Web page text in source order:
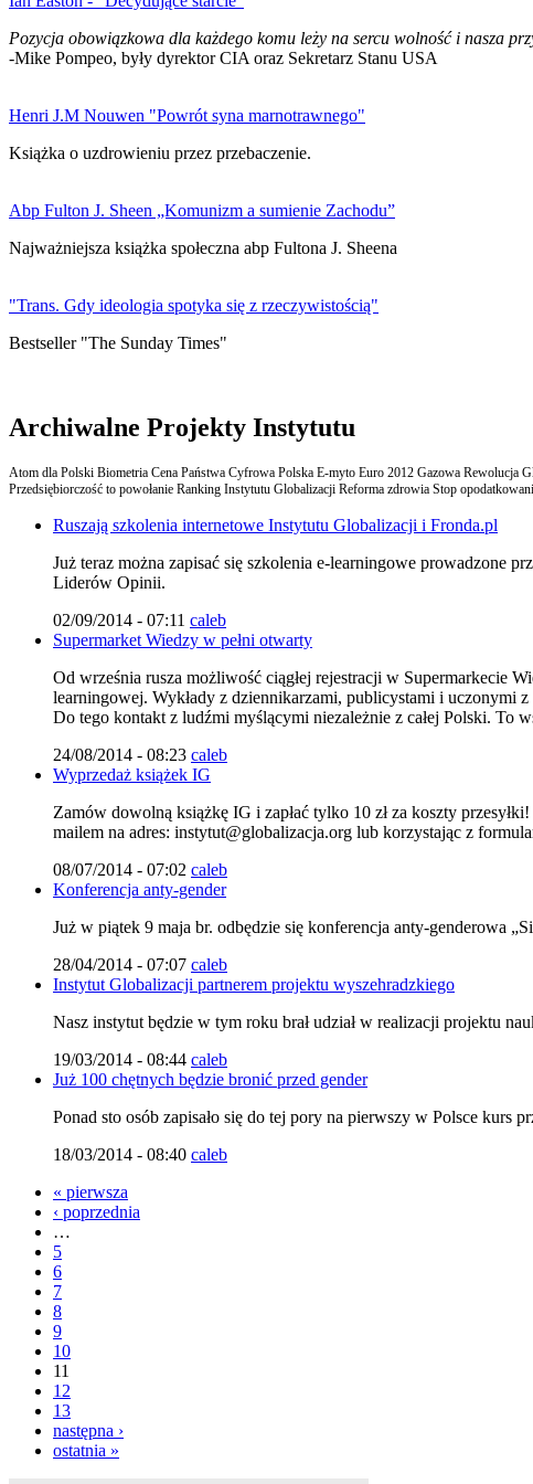
Pozycja obowiązkowa dla każdego komu leży na sercu wolność i nasza
-Mike Pompeo, były dyrektor CIA oraz Sekretarz Stanu USA
Henri J.M Nouwen "Powrót syna marnotrawnego"
Książka o uzdrowieniu przez przebaczenie.
Abp Fulton J. Sheen „Komunizm a sumienie Zachodu”
Najważniejsza książka społeczna abp Fultona J. Sheena
"Trans. Gdy ideologia spotyka się z rzeczywistością"
Bestseller "The Sunday Times"
Archiwalne Projekty Instytutu
Atom dla Polski Biometria Cena Państwa Cyfrowa Polska E-myto Euro 2012 Gazowa Rewolucja
Przedsiębiorczość to powołanie Ranking Instytutu Globalizacji Reforma zdrowia Stop
Ruszają szkolenia internetowe Instytutu Globalizacji i Fronda.pl
Już teraz można zapisać się szkolenia e-learningowe prowadzone
Liderów Opinii.
02/09/2014 - 07:11 caleb
Supermarket Wiedzy w pełni otwarty
Od września rusza możliwość ciągłej rejestracji w Supermarkecie
learningowej. Wykłady z dziennikarzami, publicystami i uczonymi
Do tego kontakt z ludźmi myślącymi niezależnie z całej Polski. To
24/08/2014 - 08:23 caleb
Wyprzedaż książek IG
Zamów dowolną książkę IG i zapłać tylko 10 zł za koszty
mailem na adres: instytut@globalizacja.org lub korzystając z
08/07/2014 - 07:02 caleb
Konferencja anty-gender
Już w piątek 9 maja br. odbędzie się konferencja anty-genderowa
28/04/2014 - 07:07 caleb
Instytut Globalizacji partnerem projektu wyszehradzkiego
Nasz instytut będzie w tym roku brał udział w realizacji projektu
19/03/2014 - 08:44 caleb
Już 100 chętnych będzie bronić przed gender
Ponad sto osób zapisało się do tej pory na pierwszy w Polsce kurs
18/03/2014 - 08:40 caleb
« pierwsza
‹ poprzednia
…
5
6
7
8
9
10
11
12
13
następna ›
ostatnia »